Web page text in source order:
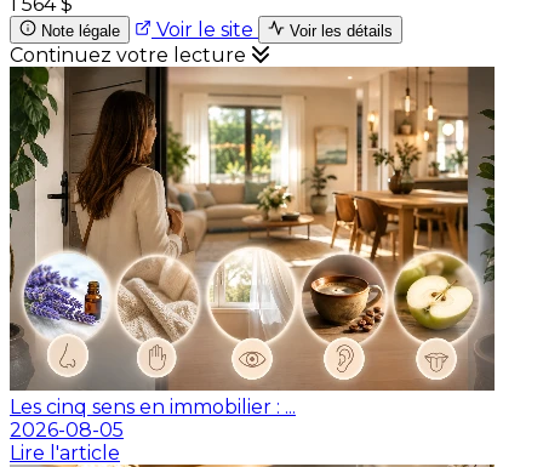
Note légale Voir le site Voir les détails
Continuez votre lecture
Les cinq sens en immobilier : ...
2026-08-05
Lire l'article